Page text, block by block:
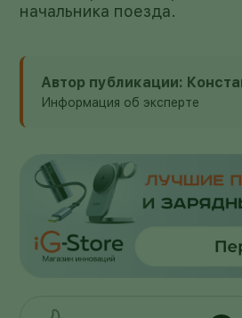
начальника поезда.
Автор публикации:
Информация об эксперте